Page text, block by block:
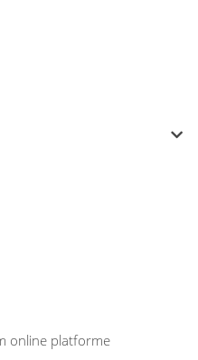
online platforme